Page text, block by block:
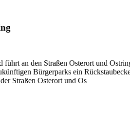
an den Straßen Osterort und
Bürgerparks ein
Straßen Osterort und Os